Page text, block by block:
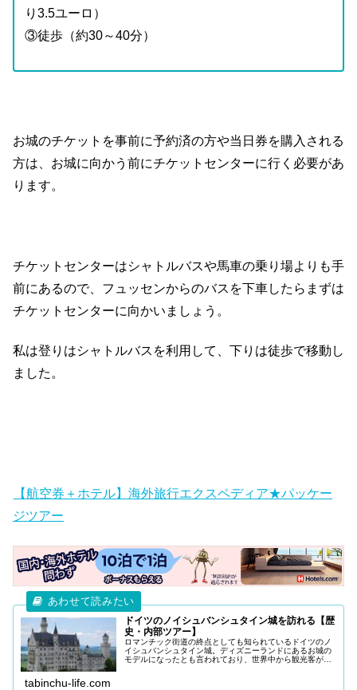
り3.5ユーロ）
③徒歩（約30～40分）
お城のチケットを事前に予約済の方や当日券を購入される
方は、お城に向かう前にチケットセンターに行く必要があ
ります。
チケットセンターはシャトルバスや馬車の乗り場よりも手
前にあるので、フュッセンからのバスを下車したらまずは
チケットセンターに向かいましょう。
私は登りはシャトルバスを利用して、下りは徒歩で移動し
ました。
【航空券＋ホテル】海外旅行エクスペディア★パッケー
ジツアー
ドイツのノイシュバンシュタイン城を訪れる【歴
史・内部ツアー】
ロマンチック街道の終点としても知られているドイツのノ
イシュバンシュタイン城。ディズニーランドにあるお城の
モデルになったとも言われており、世界中から観光客が訪
tabinchu-life.com